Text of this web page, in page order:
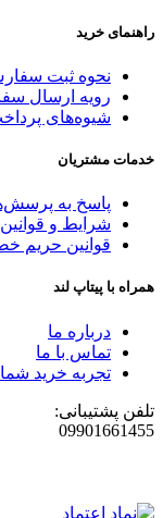
راهنمای خرید
نحوه ثبت
رویه ارسال
شیوه‌های
خدمات مشتریان
پاسخ به
شرایط و قوانین
قوانین حریم
همراه با پیتاپ لند
درباره ما
تماس با ما
تجربه خرید شما
تلفن پشتیبانی:
09901661455